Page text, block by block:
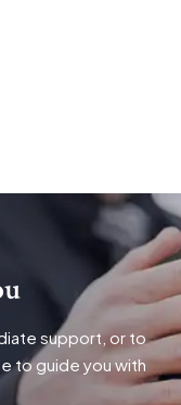
support, or to
to guide you with